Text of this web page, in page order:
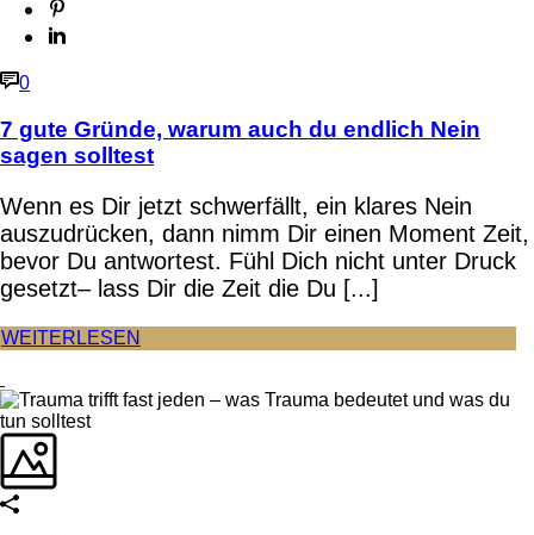
0
7 gute Gründe, warum auch du endlich Nein
sagen solltest
Wenn es Dir jetzt schwerfällt, ein klares Nein
auszudrücken, dann nimm Dir einen Moment Zeit,
bevor Du antwortest. Fühl Dich nicht unter Druck
gesetzt– lass Dir die Zeit die Du [...]
WEITERLESEN